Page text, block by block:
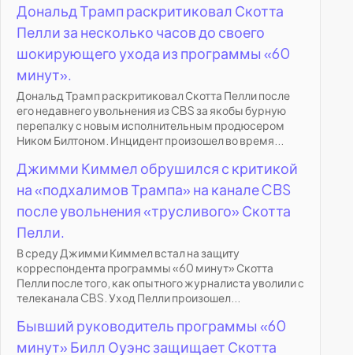
Дональд Трамп раскритиковал Скотта
Пелли за несколько часов до своего
шокирующего ухода из программы «60
минут».
Дональд Трамп раскритиковал Скотта Пелли после
его недавнего увольнения из CBS за якобы бурную
перепалку с новым исполнительным продюсером
Ником Билтоном. Инцидент произошел во время...
Джимми Киммел обрушился с критикой
на «подхалимов Трампа» на канале CBS
после увольнения «трусливого» Скотта
Пелли.
В среду Джимми Киммел встал на защиту
корреспондента программы «60 минут» Скотта
Пелли после того, как опытного журналиста уволили с
телеканала CBS. Уход Пелли произошел...
Бывший руководитель программы «60
минут» Билл Оуэнс защищает Скотта